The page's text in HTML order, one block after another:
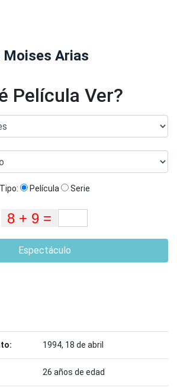
Arias
Película Ver?
Tipo: Película Serie
Espectáculo
1994, 18 de abril
26 años de edad